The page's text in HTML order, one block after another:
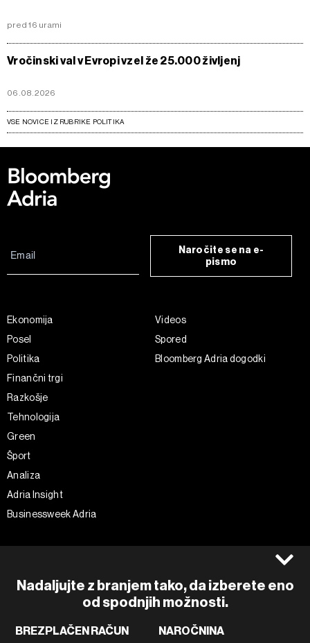
pred 16 urami
Vročinski val v Evropi vzel že 25.000 življenj
06.08.2026
VSE NOVICE IZ RUBRIKE POLITIKA
Nadaljujte z branjem tako, da izberete eno
od spodnjih možnosti.
BREZPLAČEN RAČUN NAROČNINA
Naročite se na e-
pismo
Ekonomija
Posel
Politika
Finančni trgi
Razkošje
Tehnologija
Green
Šport
Analiza
Adria Insight
Businessweek Adria
Videos
Spored
Bloomberg Adria dogodki
Piškotki
Marketing
Instagram
Linkedin